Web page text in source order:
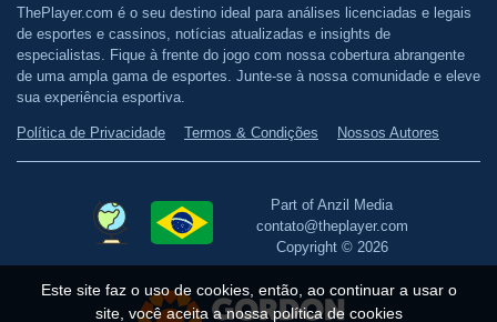
ThePlayer.com é o seu destino ideal para análises licenciadas e legais
de esportes e cassinos, notícias atualizadas e insights de
especialistas. Fique à frente do jogo com nossa cobertura abrangente
de uma ampla gama de esportes. Junte-se à nossa comunidade e eleve
sua experiência esportiva.
Política de Privacidade Termos & Condições Nossos Autores
Part of Anzil Media
contato@theplayer.com
Copyright © 2026
Este site faz o uso de cookies, então, ao continuar a usar o
site, você aceita a nossa política de cookies